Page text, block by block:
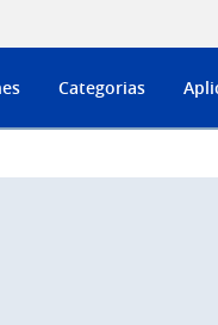
Categorias